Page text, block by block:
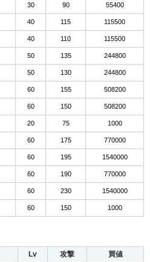
30 90 55400
40 115 115500
40 110 115500
50 135 244800
50 130 244800
60 155 508200
60 150 508200
20 75 1000
60 175 770000
60 195 1540000
60 190 770000
60 230 1540000
60 150 1000
Lv 攻撃 買値